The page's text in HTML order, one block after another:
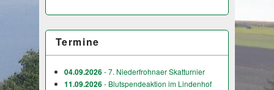
Termine
04.09.2026- 7. Niederfrohnaer Skatturnier
11.09.2026- Blutspendeaktion im Lindenhof